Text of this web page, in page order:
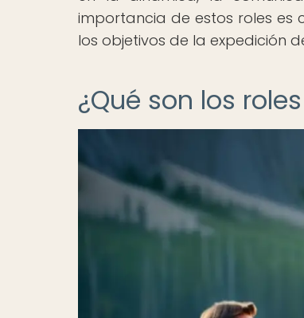
importancia de estos roles
los objetivos de la expedición
¿Qué son los